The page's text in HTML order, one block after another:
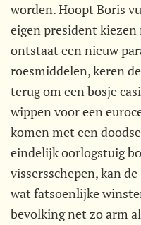
worden. Hoopt Boris
eigen president
ontstaat een nieuw
roesmiddelen, keren
terug om een bosje
wippen voor een
komen met een
eindelijk oorlogstuig
vissersschepen, kan
wat fatsoenlijke
bevolking net zo arm